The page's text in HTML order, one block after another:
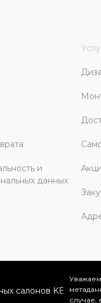
и
данных
салонов KERAMA
случае,